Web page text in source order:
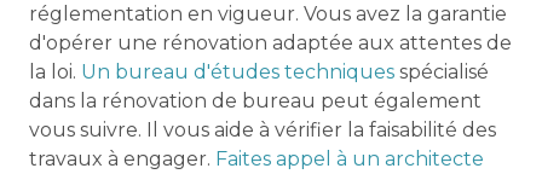
réglementation en vigueur. Vous avez la garantie
d'opérer une rénovation adaptée aux attentes de
la loi. Un bureau d'études techniques spécialisé
dans la rénovation de bureau peut également
vous suivre. Il vous aide à vérifier la faisabilité des
travaux à engager. Faites appel à un architecte